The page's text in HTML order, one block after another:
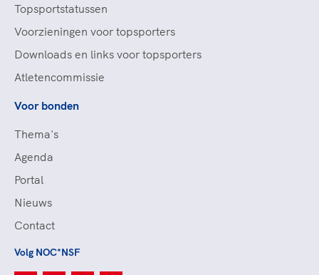
Topsportstatussen
Voorzieningen voor topsporters
Downloads en links voor topsporters
Atletencommissie
Voor bonden
Thema's
Agenda
Portal
Nieuws
Contact
Volg NOC*NSF